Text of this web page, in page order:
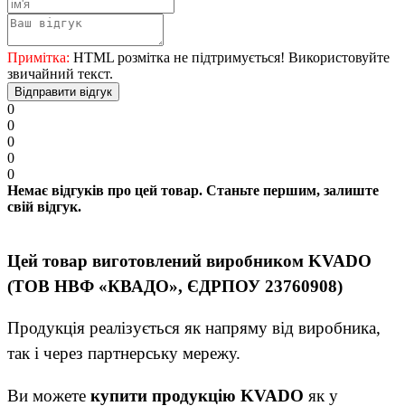
Примітка: HTML розмітка не підтримується! Використовуйте
звичайний текст.
Відправити відгук
0
0
0
0
0
Немає відгуків про цей товар. Станьте першим, залиште
свій відгук.
Цей товар виготовлений виробником KVADO
(ТОВ НВФ «КВАДО», ЄДРПОУ 23760908)
Продукція реалізується як напряму від виробника,
так і через партнерську мережу.
Ви можете купити продукцію KVADO як у